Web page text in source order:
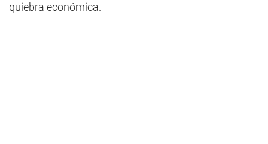
quiebra económica.